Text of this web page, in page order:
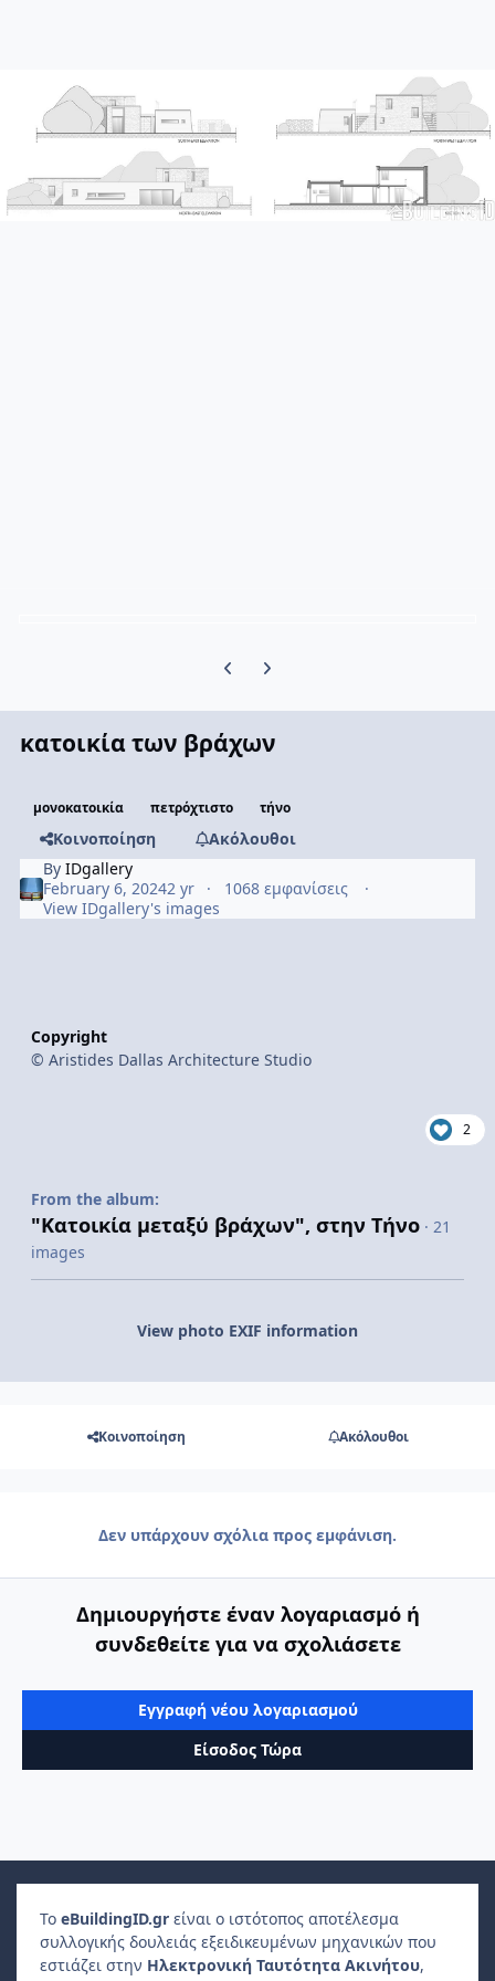
Previous carousel slide
Next carousel slide
κατοικία των βράχων
μονοκατοικία πετρόχτιστο τήνο
Κοινοποίηση
Ακόλουθοι
ByIDgallery
February 6, 20242 yr
1068 εμφανίσεις
View IDgallery's images
Copyright
© Aristides Dallas Architecture Studio
2
From the album:
"Κατοικία μεταξύ βράχων", στην Τήνο · 21
images
View photo EXIF information
Κοινοποίηση Ακόλουθοι
Δεν υπάρχουν σχόλια προς εμφάνιση.
Δημιουργήστε έναν λογαριασμό ή
συνδεθείτε για να σχολιάσετε
Εγγραφή νέου λογαριασμού
Είσοδος Τώρα
Το eBuildingID.gr είναι ο ιστότοπος αποτέλεσμα
συλλογικής δουλειάς εξειδικευμένων μηχανικών που
εστιάζει στην Ηλεκτρονική Ταυτότητα Ακινήτου,